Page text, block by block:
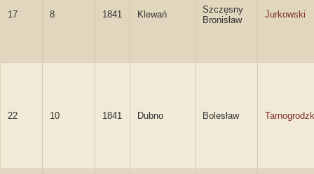
17 8 1841 Klewań
Szczęsny
Bronisław
Jurkowski
22 10 1841 Dubno Bolesław